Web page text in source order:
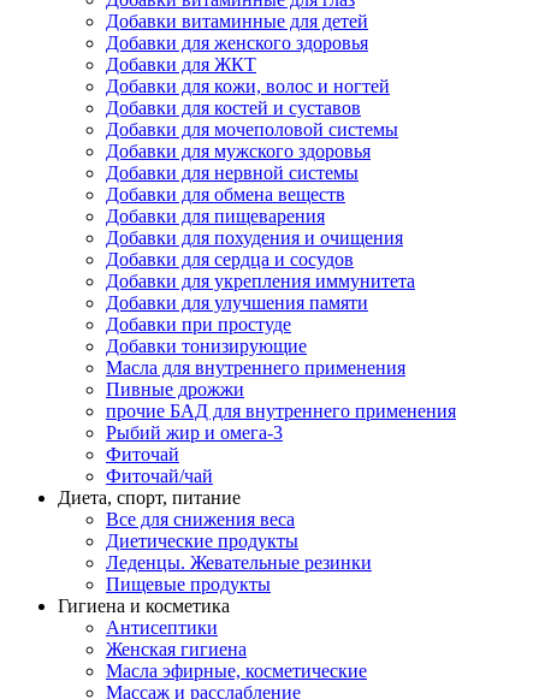
Добавки витаминные для детей
Добавки для женского здоровья
Добавки для ЖКТ
Добавки для кожи, волос и ногтей
Добавки для костей и суставов
Добавки для мочеполовой системы
Добавки для мужского здоровья
Добавки для нервной системы
Добавки для обмена веществ
Добавки для пищеварения
Добавки для похудения и очищения
Добавки для сердца и сосудов
Добавки для укрепления иммунитета
Добавки для улучшения памяти
Добавки при простуде
Добавки тонизирующие
Масла для внутреннего применения
Пивные дрожжи
прочие БАД для внутреннего применения
Рыбий жир и омега-3
Фиточай
Фиточай/чай
Диета, спорт, питание
Все для снижения веса
Диетические продукты
Леденцы. Жевательные резинки
Пищевые продукты
Гигиена и косметика
Антисептики
Женская гигиена
Масла эфирные, косметические
Массаж и расслабление